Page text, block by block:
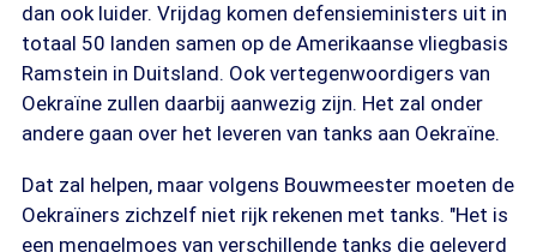
dan ook luider. Vrijdag komen defensieministers uit in
totaal 50 landen samen op de Amerikaanse vliegbasis
Ramstein in Duitsland. Ook vertegenwoordigers van
Oekraïne zullen daarbij aanwezig zijn. Het zal onder
andere gaan over het leveren van tanks aan Oekraïne.
Dat zal helpen, maar volgens Bouwmeester moeten de
Oekraïners zichzelf niet rijk rekenen met tanks. "Het is
een mengelmoes van verschillende tanks die geleverd